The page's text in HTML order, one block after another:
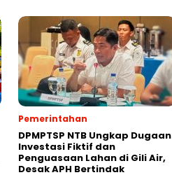
Pemerintahan
DPMPTSP NTB Ungkap Dugaan
Investasi Fiktif dan
Penguasaan Lahan di Gili Air,
Desak APH Bertindak